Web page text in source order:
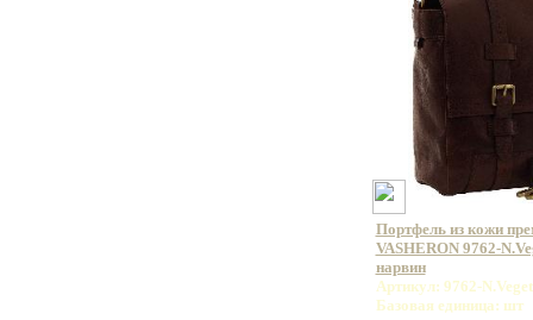
Портфель из кожи
VASHERON 9762-
нарвин
Артикул: 9762-
Базовая единица: шт